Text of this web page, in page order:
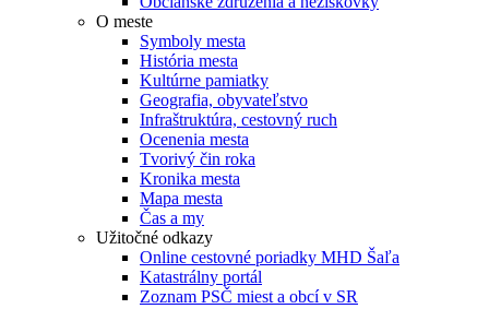
O meste
Symboly mesta
História mesta
Kultúrne pamiatky
Geografia, obyvateľstvo
Infraštruktúra, cestovný ruch
Ocenenia mesta
Tvorivý čin roka
Kronika mesta
Mapa mesta
Čas a my
Užitočné odkazy
Online cestovné poriadky MHD Šaľa
Katastrálny portál
Zoznam PSČ miest a obcí v SR